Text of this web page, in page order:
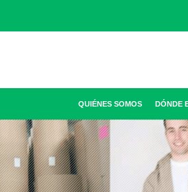
QUIÉNES SOMOS DÓNDE